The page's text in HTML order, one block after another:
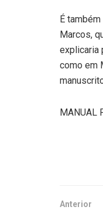
É
Marcos,
explicaria
como em
MANUAL
Anterior